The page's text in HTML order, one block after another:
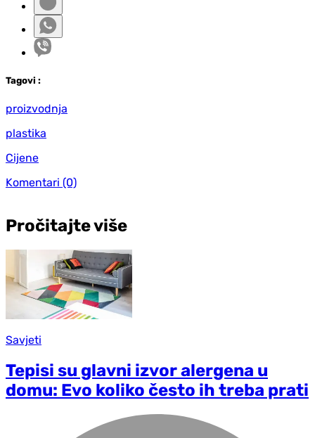
Tagovi :
proizvodnja
plastika
Cijene
Komentari (0)
Pročitajte više
Savjeti
Tepisi su glavni izvor alergena u
domu: Evo koliko često ih treba prati